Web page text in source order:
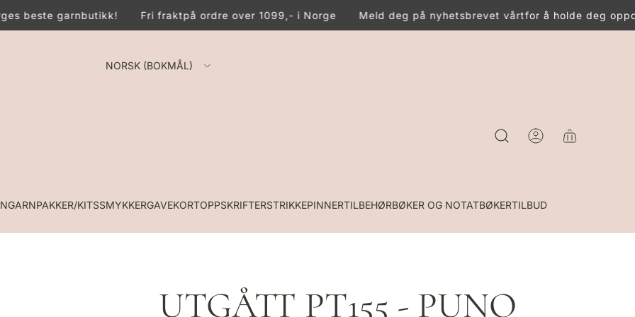
beste garnbutikk! Fri fraktpå ordre over 1099,- i Norge Meld deg på nyhetsbrevet vårtfor å holde deg
NORSK (BOKMÅL)
GARNPAKKER/KITSSMYKKERGAVEKORTOPPSKRIFTERSTRIKKEPINNERTILBEHØRBØKER OG NOTATBØKERTILBUD
UTGÅTT PT155 - PUNO